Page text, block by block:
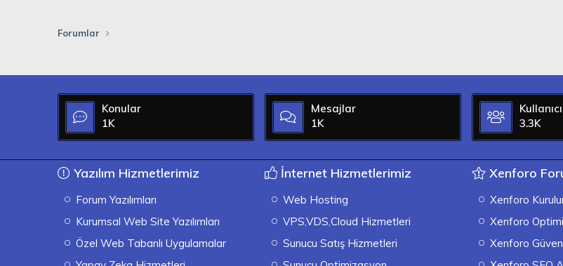
Forumlar
Konular
1K
Mesajlar
1K
3.3K
Yazılım Hizmetlerimiz
Forum Yazılımları
Kurumsal Web Site Yazılımları
Özel Web Tabanlı Uygulamalar
İnternet Hizmetlerimiz
Web Hosting
VPS,VDS,Cloud Hizmetleri
Sunucu Satış Hizmetleri
Xenforo
Xenforo
Xenforo
Xenforo